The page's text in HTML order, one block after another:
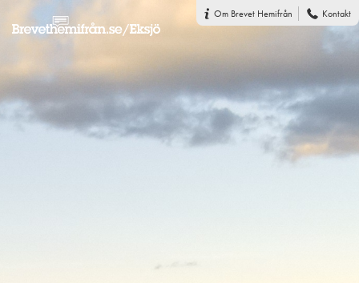
Om Brevet Hemifrån Kontakt